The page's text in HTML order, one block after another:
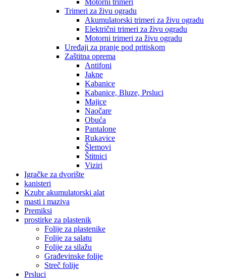
Motorni trimeri
Trimeri za živu ogradu
Akumulatorski trimeri za živu ogradu
Električni trimeri za živu ogradu
Motorni trimeri za živu ogradu
Uređaji za pranje pod pritiskom
Zaštitna oprema
Antifoni
Jakne
Kabanice
Kabanice, Bluze, Prsluci
Majice
Naočare
Obuća
Pantalone
Rukavice
Šlemovi
Štitnici
Viziri
Igračke za dvorište
kanisteri
Kzubr akumulatorski alat
masti i maziva
Premiksi
prostirke za plastenik
Folije za plastenike
Folije za salatu
Folije za silažu
Građevinske folije
Streč folije
Prsluci